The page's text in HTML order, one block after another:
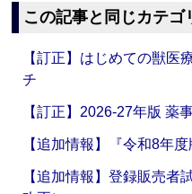
この記事と同じカテゴ
【訂正】はじめての獣
チ
【訂正】2026-27年版 薬
【追加情報】『令和8年
【追加情報】登録販売者